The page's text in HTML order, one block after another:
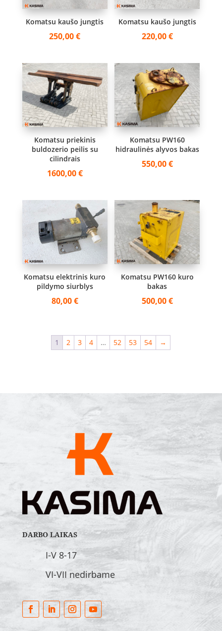
Komatsu kaušo jungtis
250,00€
Komatsu kaušo jungtis
220,00€
Komatsu priekinis
buldozerio peilis su
cilindrais
1600,00€
Komatsu PW160
hidraulinės alyvos bakas
550,00€
Komatsu elektrinis kuro
pildymo siurblys
80,00€
Komatsu PW160 kuro
bakas
500,00€
1 2 3 4 … 52 53 54 →
DARBO LAIKAS
I-V 8-17
VI-VII nedirbame